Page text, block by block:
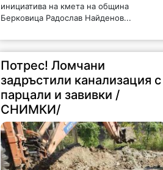
инициатива на кмета на община
Берковица Радослав Найденов...
Потрес! Ломчани
задръстили канализация с
парцали и завивки /
СНИМКИ/